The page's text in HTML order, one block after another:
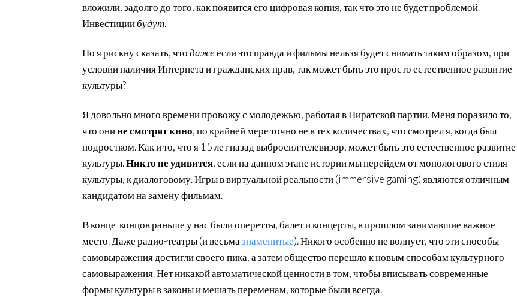
вложили, задолго до того, как появится его цифровая копия, так что это не будет проблемой.
Инвестициибудут.
Но я рискну сказать, чтодажеесли это правда и фильмы нельзя будет снимать таким образом, при
условии наличия Интернета и гражданских прав, так может быть это просто естественное развитие
культуры?
Я довольно много времени провожу с молодежью, работая в Пиратской партии. Меня поразило то,
что онине смотрят кино, по крайней мере точно не в тех количествах, что смотрел я, когда был
подростком. Как и то, что я 15 лет назад выбросил телевизор, может быть это естественное развитие
культуры.Никто не удивится, если на данном этапе истории мы перейдем от монологового стиля
культуры, к диалоговому. Игры в виртуальной реальности (immersive gaming) являются отличным
кандидатом на замену фильмам.
В конце-концов раньше у нас были оперетты, балет и концерты, в прошлом занимавшие важное
место. Даже радио-театры (и весьмазнаменитые). Никого особенно не волнует, что эти способы
самовыражения достигли своего пика, а затем общество перешло к новым способам культурного
самовыражения. Нет никакой автоматической ценности в том, чтобы вписывать современные
формы культуры в законы и мешать переменам, которые были всегда.